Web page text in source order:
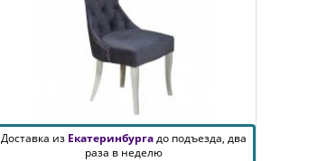
Доставка из Екатеринбургадо подъезда, два
раза в неделю